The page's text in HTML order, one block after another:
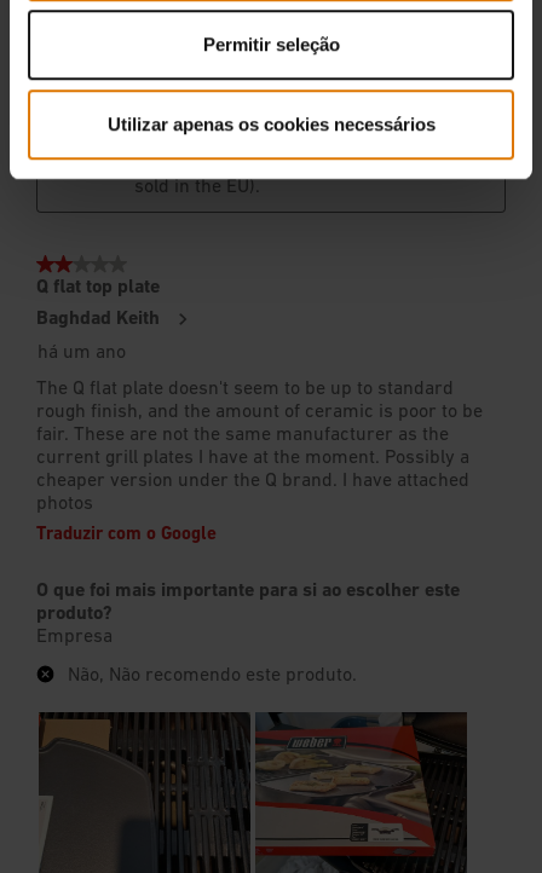
Permitir seleção
Utilizar apenas os cookies necessários